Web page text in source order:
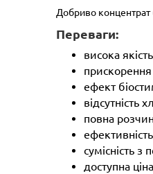
Добриво
Переваги:
висока
прискорення
ефект
відсутність
повна
сумісність
доступна ціна